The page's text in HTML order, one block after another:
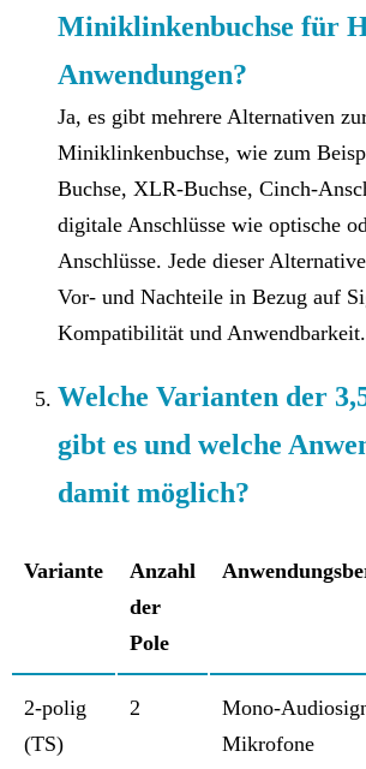
Miniklinkenbuchse für
Anwendungen?
Ja, es gibt mehrere Alternativen
Miniklinkenbuchse, wie zum
Buchse, XLR-Buchse, Cinch-
digitale Anschlüsse wie optische
Anschlüsse. Jede dieser
Vor- und Nachteile in Bezug auf
Kompatibilität und Anwendbarkeit.
Welche Varianten der
gibt es und welche
damit möglich?
Variante
Anzahl
der
Pole
2-polig
(TS)
2
Mono-
Mikrofone